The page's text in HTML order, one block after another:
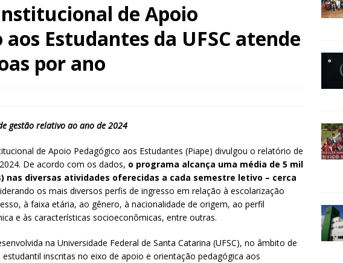
de Apoio
aos Estudantes da UFSC atende
por ano
gestão relativo ao ano de 2024
de Apoio Pedagógico aos Estudantes (Piape) divulgou o relatório de
De acordo com os dados, o programa alcança uma média de 5 mil
nas diversas atividades oferecidas a cada semestre letivo – cerca
os mais diversos perfis de ingresso em relação à escolarização
à faixa etária, ao gênero, à nacionalidade de origem, ao perfil
e às características socioeconômicas, entre outras.
na Universidade Federal de Santa Catarina (UFSC), no âmbito de
inscritas no eixo de apoio e orientação pedagógica aos